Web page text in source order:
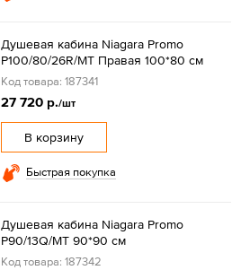
Душевая кабина Niagara Promo
P100/80/26R/MT Правая 100*80 см
Код товара: 187341
27 720 р./шт
В корзину
Быстрая покупка
Душевая кабина Niagara Promo
P90/13Q/MT 90*90 см
Код товара: 187342